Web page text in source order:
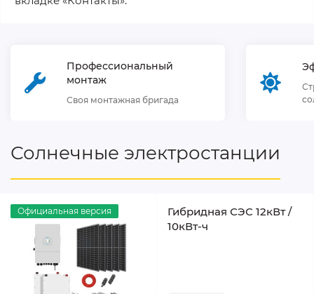
Профессиональный
монтаж
Своя монтажная бригада
Солнечные электростанции
Официальная версия
Гибридная СЭС 12кВт /
10кВт-ч